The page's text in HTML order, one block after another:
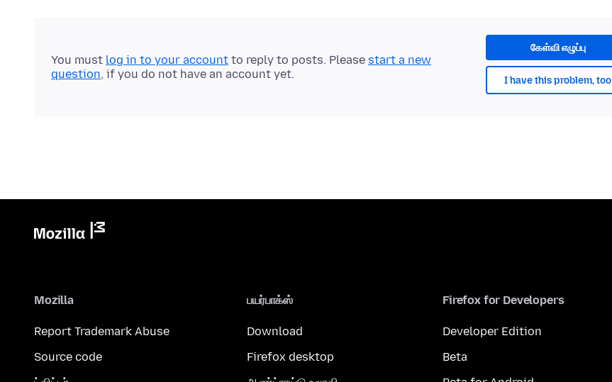
கேள்வி எழுப்பு
I have this problem, too
You must log in to your account to reply to posts. Please start a new
question, if you do not have an account yet.
Mozilla
Report Trademark Abuse
Source code
பயர்பாக்ஸ்
Download
Firefox desktop
Firefox for Developers
Developer Edition
Beta